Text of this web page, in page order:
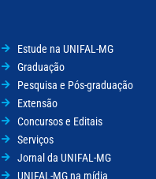
Estude na UNIFAL-MG
Graduação
Pesquisa e Pós-graduação
Extensão
Concursos e Editais
Serviços
Jornal da UNIFAL-MG
UNIFAL-MG na mídia